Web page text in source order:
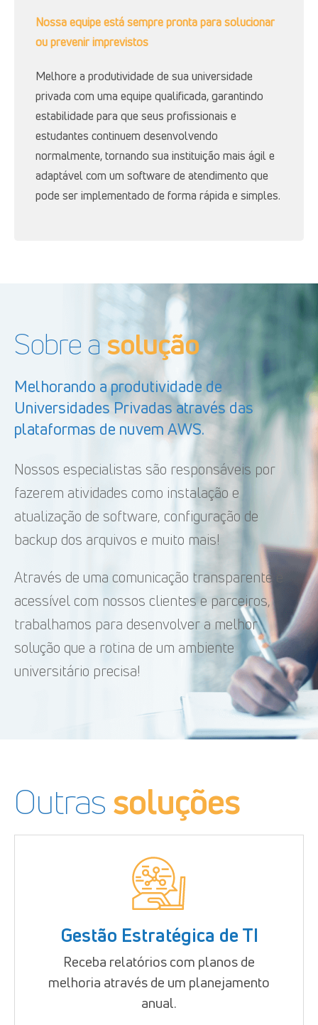
Nossa equipe está sempre pronta para solucionar
ou prevenir imprevistos
Melhore a produtividade de sua universidade
privada com uma equipe qualificada, garantindo
estabilidade para que seus profissionais e
estudantes continuem desenvolvendo
normalmente, tornando sua instituição mais ágil e
adaptável com um software de atendimento que
pode ser implementado de forma rápida e simples.
Sobre a solução
Melhorando a produtividade de
Universidades Privadas através das
plataformas de nuvem AWS.
Nossos especialistas são responsáveis por
fazerem atividades como instalação e
atualização de software, configuração de
backup dos arquivos e muito mais!
Através de uma comunicação transparente e
acessível com nossos clientes e parceiros,
trabalhamos para desenvolver a melhor
solução que a rotina de um ambiente
universitário precisa!
Outrassoluções
Gestão Estratégica de TI
Receba relatórios com planos de
melhoria através de um planejamento
anual.